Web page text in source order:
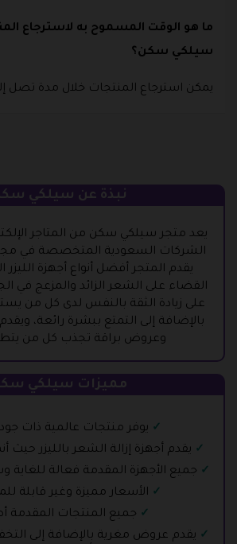
ما هو الوقت المسموح به لاسترجاع
سيلكي سكن؟
يمكن استرجاع المنتجات خلال مدة تصل إلى 90
نبذة عن سيلكي
يعد متجر سيلكي سكن من المتاجر
الشركات السعودية المتخصصة في
يقدم المتجر أفضل أنواع أجهزة
القضاء على الشعر الزائد والمزعج في
على زيادة الثقة بالنفس لدى كل من
بالإضافة إلى التمتع ببشرة رائعة،
وعروض براقة تجذب كل من
مميزات سيلكي
يوفر منتجات عالمية ذات
يقدم أجهزة إزالة الشعر بالليزر حيث
جميع الأجهزة المقدمة فعالة للغاية
الأسعار مميزة وغير قابلة
جميع المنتجات المقدمة
يقدم عروض مغرية بالإضافة إلى